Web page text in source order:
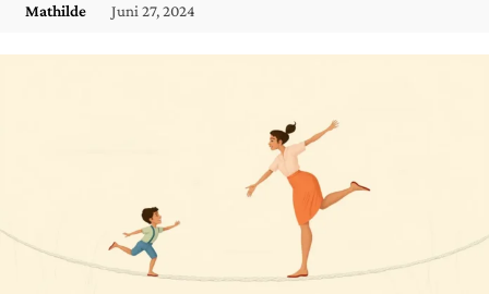
Mathilde Juni 27, 2024